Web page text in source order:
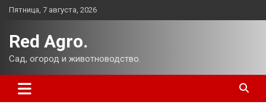
Перейти
Пятница, 7 августа, 2026
Red Agro.
Сад, огород и животноводство.